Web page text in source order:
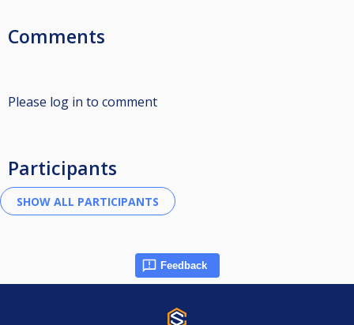
Comments
Please log in to comment
Participants
Feedback